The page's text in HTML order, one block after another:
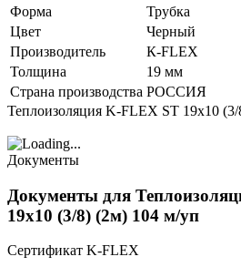
Форма
Трубка
Цвет
Черный
Производитель
К-FLEX
Толщина
19 мм
Страна производства РОССИЯ
Теплоизоляция K-FLEX ST 19х10
Документы
Документы для
19х10 (3/8) (2м) 104 м/уп
Сертификат K-FLEX